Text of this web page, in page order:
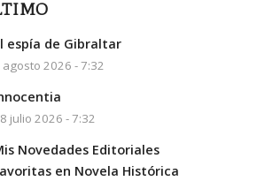
espía de Gibraltar
agosto 2026 - 7:32
julio 2026 - 7:32
Novedades Editoriales
en Novela Histórica